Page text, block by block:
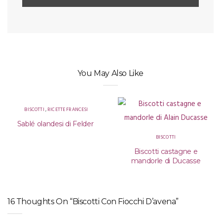
You May Also Like
BISCOTTI,RICETTE FRANCESI
Sablé olandesi di Felder
BISCOTTI
Biscotti castagne e
mandorle di Ducasse
16 Thoughts On “Biscotti Con Fiocchi D’avena”